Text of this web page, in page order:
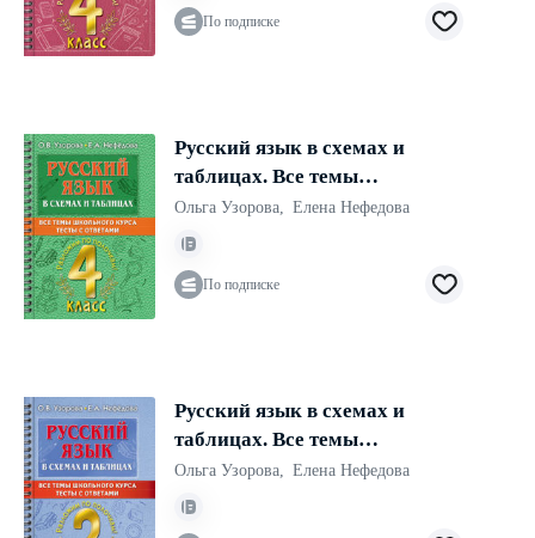
По подписке
Русский язык в схемах и
таблицах. Все темы
школьного курса 4 класса с
тестами
Ольга Узорова, Елена Нефедова
По подписке
Русский язык в схемах и
таблицах. Все темы
школьного курса 2 класса с
тестами
Ольга Узорова, Елена Нефедова